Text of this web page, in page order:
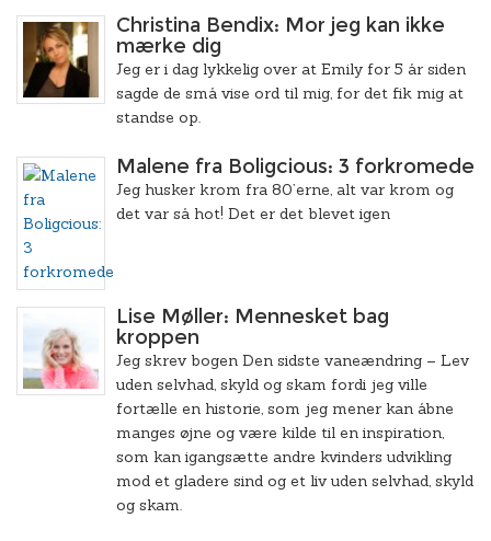
Christina Bendix: Mor jeg kan ikke
mærke dig
Jeg er i dag lykkelig over at Emily for 5 år siden
sagde de små vise ord til mig, for det fik mig at
standse op.
Malene fra Boligcious: 3 forkromede
Jeg husker krom fra 80’erne, alt var krom og
det var så hot! Det er det blevet igen
Lise Møller: Mennesket bag
kroppen
Jeg skrev bogen Den sidste vaneændring – Lev
uden selvhad, skyld og skam fordi jeg ville
fortælle en historie, som jeg mener kan åbne
manges øjne og være kilde til en inspiration,
som kan igangsætte andre kvinders udvikling
mod et gladere sind og et liv uden selvhad, skyld
og skam.